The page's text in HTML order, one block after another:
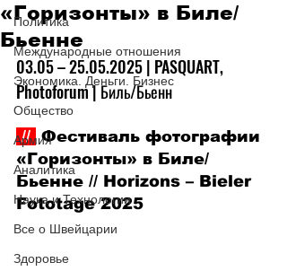
Политика
Международные отношения
Экономика. Деньги. Бизнес
Общество
Армия
Аналитика
Наука и Технологии
Все о Швейцарии
Здоровье
«Горизонты» в Биле/
Бьенне
03.05 – 25.05.2025 | PASQUART,
Photoforum | Биль/Бьенн
// Фестиваль фотографии
«Горизонты» в Биле/
Бьенне // Horizons – Bieler
Fototage 2025